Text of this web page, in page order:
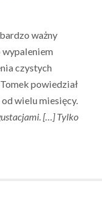
ważny
wypaleniem
czystych
powiedział
wielu miesięcy.
[…] Tylko